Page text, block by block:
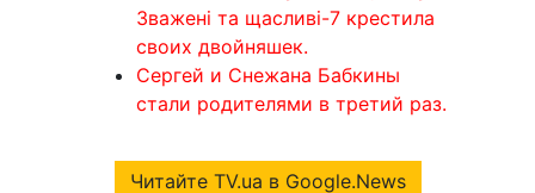
Зважені та щасливі-7 крестила
своих двойняшек.
Сергей и Снежана Бабкины
стали родителями в третий раз.
Читайте TV.ua в Google.News